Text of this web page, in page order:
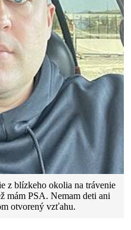
z blízkeho okolia na trávenie
mám PSA. Nemam deti ani
otvorený vzťahu.